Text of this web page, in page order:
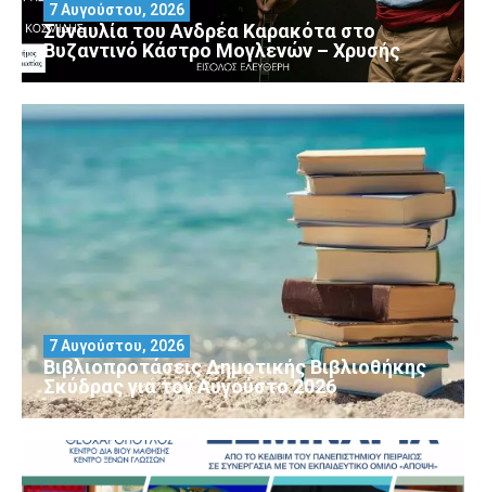
Συναυλία του Ανδρέα Καρακότα στο
Βυζαντινό Κάστρο Μογλενών – Χρυσής
7 Αυγούστου, 2026
Βιβλιοπροτάσεις Δημοτικής Βιβλιοθήκης
Σκύδρας για τον Αύγούστο 2026
7 Αυγούστου, 2026